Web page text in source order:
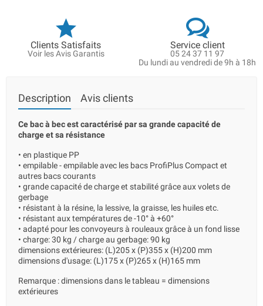
Clients Satisfaits
Voir les Avis Garantis
Service client
05 24 37 11 97
Du lundi au vendredi de 9h à 18h
Description Avis clients
Ce bac à bec est caractérisé par sa grande capacité de
charge et sa résistance
• en plastique PP
• empilable - empilable avec les bacs ProfiPlus Compact et
autres bacs courants
• grande capacité de charge et stabilité grâce aux volets de
gerbage
• résistant à la résine, la lessive, la graisse, les huiles etc.
• résistant aux températures de -10° à +60°
• adapté pour les convoyeurs à rouleaux grâce à un fond lisse
• charge: 30 kg / charge au gerbage: 90 kg
dimensions extérieures: (L)205 x (P)355 x (H)200 mm
dimensions d'usage: (L)175 x (P)265 x (H)165 mm
Remarque : dimensions dans le tableau = dimensions
extérieures